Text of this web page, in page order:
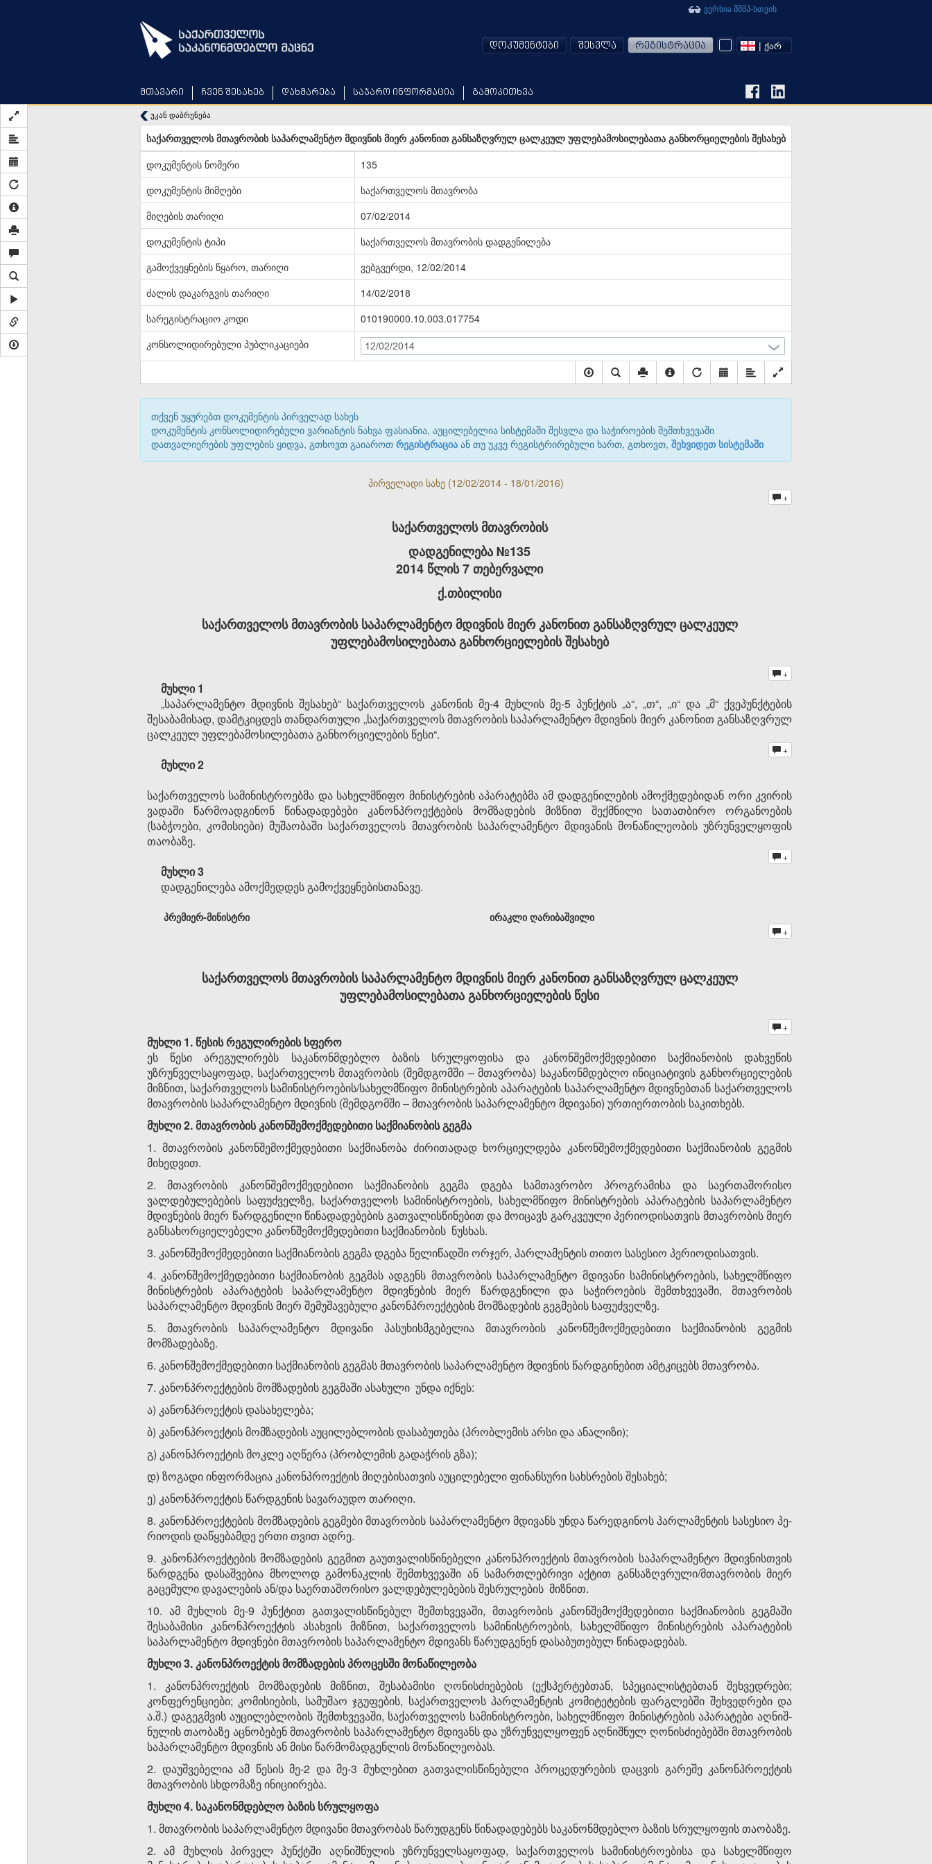
მთავარი ჩვენ შესახებ დახმარება საჯარო ინფორმაცია გამოკითხვა
ვერსია შშმპ-სთვის
დოკუმენტები შესვლა რეგისტრაცია | ᲥᲐᲠ
უკან დაბრუნება
საქართველოს მთავრობის საპარლამენტო მდივნის მიერ კანონით განსაზღვრულ ცალკეულ უფლებამოსილებათა განხორციელების შესახებ
დოკუმენტის ნომერი
135
დოკუმენტის მიმღები
საქართველოს მთავრობა
მიღების თარიღი
07/02/2014
დოკუმენტის ტიპი
საქართველოს მთავრობის დადგენილება
გამოქვეყნების წყარო, თარიღი
ვებგვერდი, 12/02/2014
ძალის დაკარგვის თარიღი
14/02/2018
სარეგისტრაციო კოდი
010190000.10.003.017754
კონსოლიდირებული პუბლიკაციები
12/02/2014
თქვენ უყურებთ დოკუმენტის პირველად სახეს
დოკუმენტის კონსოლიდირებული ვარიანტის ნახვა ფასიანია, აუცილებელია სისტემაში შესვლა და საჭიროების შემთხვევაში
დათვალიერების უფლების ყიდვა, გთხოვთ გაიაროთ რეგისტრაცია ან თუ უკვე რეგისტრირებული ხართ, გთხოვთ, შეხვიდეთ სისტემაში
პირველადი სახე (12/02/2014 - 18/01/2016)
+
საქართველოს მთავრობის
დადგენილება №135
2014 წლის 7 თებერვალი
ქ.თბილისი
საქართველოს მთავრობის საპარლამენტო მდივნის მიერ კანონით განსაზღვრულ ცალკეულ
უფლებამოსილებათა განხორციელების შესახებ
+
მუხლი 1
„საპარლამენტო მდივნის შესახებ“ საქართველოს კანონის მე‑4 მუხლის მე‑5 პუნქტის „ა“, „თ“, „ი“ და „მ“ ქვეპუნქტების
შესაბამისად, დამ­ტკიცდეს თანდართული „საქართველოს მთავრობის საპარლამენტო მდი­ვ­­­ნის მიერ კანონით განსაზღვრულ
ცალკეულ უფლებამოსილებათა გან­ხორ­­­ციელების წესი“.
+
მუხლი 2
საქართველოს სამინისტროებმა და სახელმწიფო მინის­ტრების აპარატებმა ამ დადგენილების ამოქმედებიდან ორი კვირის
ვადაში წარმოადგინონ წინადადებები კანონპროექტების მომზადების მიზნით შექ­მნილი სათათბირო ორგანოების
(საბჭოები, კომისიები) მუშაობაში საქარ­თვე­ლოს მთავრობის საპარლამენტო მდივანის მონაწილეობის უზ­რუნ­ველ­ყოფის
თაობაზე.
+
მუხლი 3
დადგენილება ამოქმედდეს გამოქვეყნებისთანავე.
პრემიერ-მინისტრი ირაკლი ღარიბაშვილი
+
საქართველოს მთავრობის საპარლამენტო მდივნის მიერ კანონით განსაზღვრულ ცალკეულ
უფლებამოსილებათა განხორციელების წესი
+
მუხლი 1. წესის რეგულირების სფე­რო
ეს წესი არეგულირებს საკანონმდებლო ბაზის სრულყოფისა და კა­ნონ­შემოქმედებითი საქმიანობის დახვეწის
უზრუნველსაყოფად, საქართველოს მთავრობის (შემდგომში – მთავრობა) საკა­ნონ­მდებ­ლო ინიცია­ტი­ვის გან­ხორციელების
მიზნით, საქართველოს სამინისტროებ­ის/სა­ხე­ლმ­წი­ფო მი­ნისტ­რების აპა­რატების საპარლამენტო მდივნებთან საქარ­თვე­ლოს
მთავ­რობის საპარლამენტო მდივნის (შემ­დგომ­ში – მთავრობის საპარლამენტო მდივანი) ურთი­ე­რთო­ბის საკი­თ­ხებს.
მუხლი 2. მთავრობის კანონშემოქმედებითი საქმიანობის გეგმა
1. მთავრობის კანონშემოქმედებითი საქმიანობა ძირითადად ხორცი­ელ­დება კანონშემოქმედებითი საქმიანობის გეგმის
მიხედვით.
2. მთავრობის კანონშემოქმედებითი საქმიანობის გეგმა დგება სამ­თავ­­რობო პროგრამისა და საერთა­შორისო
ვალდებულებების საფუძვე­ლ­ზე, საქართველოს სა­მინისტროების, სახელმ­წიფო მინისტრების აპარატების საპარლამენტო
მდივ­ნების მიერ წარ­დგე­ნილი წინადადე­ბების გათვა­ლის­წინებით და მოი­ცავს გარკვეული პე­რიო­­დისათვის მთავ­რობის მიერ
განსახორცი­ელებელი კა­ნონ­შემოქმე­დე­ბითი საქმიანო­ბის ნუსხას.
3. კანონშემოქმედებითი საქმიანობის გეგმა დგება წე­ლი­წად­ში ორჯერ, პარლამენტის თითო სასესიო პერიოდისათვის.
4. კანონშემოქმედებითი საქმიანობის გეგმას ადგენს მთა­ვ­რობის სა­პარ­­ლა­მენტო მდივანი სამინისტროების, სახელმწიფო
მინის­ტრების აპა­რატების საპარლამენტო მდივნების მიერ წარდგენილი და საჭიროების შემთხვევაში, მთავრობის
საპარლამენტო მდივნის მიერ შემუშავებული კანონ­პროექტების მომზადების გეგმების სა­ფუძ­ველზე.
­5. მთავრობის საპარლამენტო მდივანი პასუხისმგებელია მთავრობის კანონშემოქმედებითი საქმიანობის გეგმის
მომზადებაზე.
6. კანონშემოქმედებითი საქმიანობის გეგმას მთავრობის საპარლამენ­ტო მდივნის წარდგინებით ამტკიცებს მთავრობა.
7. კანონპროექტების მომზადების გეგმაში ასახული უნდა იქნეს:
ა) კანონპროექტის დასახელება;
ბ) კანონპროექტის მომზადების აუცილებლობის დასაბუთება (პრობ­ლემის არსი და ანალიზი);
გ) კანონპროექტის მოკლე აღწერა (პრობლემის გადაჭრის გზა);
დ) ზოგადი ინფორმაცია კანონპროექტის მიღებისათვის აუცილებელი ფი­ნანსური სახსრების შესახებ;
ე) კანონპროექტის წარდგენის სავარაუდო თარიღი.
8. კანონპროექტების მომზადების გეგმები მთავრობის საპარლამენტო მდივანს უნდა წარ­ედგინოს პარლამენტის სასესიო პე­
რი­ოდის და­წ­ყე­ბამდე ერთი თვით ადრე.
9. კანონპროექტების მომზადების გეგმით გაუთვალისწინებელი კა­ნონ­პროექტის მთავრობის საპარლამენტო მდივნისთვის
წარდგენა დასაშ­ვებია მხოლოდ გამონაკლის შემთხვევაში ან სა­მა­რთ­ლებრივი აქტით გან­საზ­ღვ­რული/მთავრობის მიერ
გაცემული დავალების ან/და საერთაშორისო ვალდებულებების შესრუ­ლე­ბის მიზ­ნით.
10. ამ მუხლის მე-9 პუნქტით გათვალისწინებულ შემთხვევაში, მთავ­რობის კანონშემოქმედებითი საქმიანობის გეგმაში
შესაბამისი კანონპ­როექ­ტის ასახვის მიზნით, საქართველოს სამინისტროების, სახელმწიფო მინის­ტრების აპა­რატე­ბის
საპარლამენტო მდივნები მთავრობის საპარლამენტო მდივანს წარ­უდ­გე­ნენ დასაბუთებულ წინადადებას.
მუხლი 3. კანონპროექტის მომზადების პროცესში მონაწილეობა
1. კანონპროექტის მომზადების მიზნით, შესაბამისი ღონისძიებების (ექსპერტებთან, სპეციალისტებთან შეხვედრები;
კონფერენციები; კომი­სი­ების, სამუშაო ჯგუფების, საქართველოს პარლამენტის კომიტეტების ფარ­გლებში შეხვედრები და
ა.შ.) დაგეგმვის აუცილებლობის შემთხვევაში, საქართველოს სამინისტროები, სახელმწიფო მინისტრების აპა­რატები აღ­ნიშ­
ნულის თაობაზე აცნობებენ მთავრობის საპარლამენტო მდი­ვანს და უზ­რუნველყოფენ აღნიშნულ ღონისძიებებში მთავრობის
სა­პარ­ლამენტო მდი­ვ­ნის ან მისი წარმომადგენლის მონაწილეობას.
2. დაუშვებელია ამ წესის მე-2 და მე-3 მუხლებით გათვა­ლისწი­ნე­ბული პროცედურების დაცვის გარეშე კანონპროექტის
მთავრობის სხდო­მა­ზე ინიციირება.
მუხლი 4. საკანონმდებლო ბაზის სრულყოფა
1. მთავრობის საპარლამენტო მდივანი მთავრობას წარუ­დგენს წინა­დადებებს საკანონმდებლო ბაზის სრულყოფის თაობაზე.
2. ამ მუხლის პირველ პუნქტში აღნიშნულის უზრუნველსაყოფად, საქართველოს სამინისტროებისა და სახელმწიფო